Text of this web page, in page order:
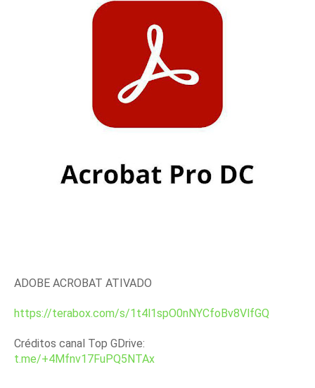
ADOBE ACROBAT ATIVADO
https://terabox.com/s/1t4l1spO0nNYCfoBv8VlfGQ
Créditos canal Top GDrive:
t.me/+4Mfnv17FuPQ5NTAx